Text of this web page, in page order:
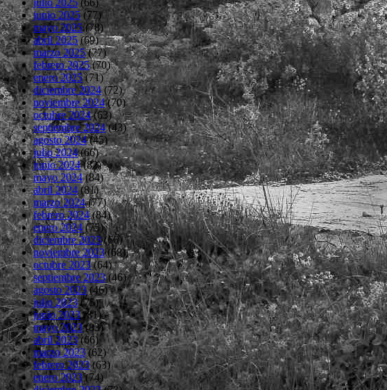
junio 2025(77)
mayo 2025(78)
abril 2025(69)
marzo 2025(77)
febrero 2025(70)
enero 2025(71)
diciembre 2024(72)
noviembre 2024(70)
octubre 2024(63)
septiembre 2024(43)
agosto 2024(45)
julio 2024(66)
junio 2024(82)
mayo 2024(84)
abril 2024(81)
marzo 2024(77)
febrero 2024(84)
enero 2024(75)
diciembre 2023(66)
noviembre 2023(68)
octubre 2023(64)
septiembre 2023(46)
agosto 2023(46)
julio 2023(75)
junio 2023(81)
mayo 2023(83)
abril 2023(66)
marzo 2023(62)
febrero 2023(63)
enero 2023(74)